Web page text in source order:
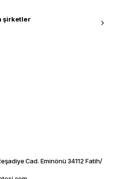
şirketler
Cad. Eminönü 34112 Fatih/